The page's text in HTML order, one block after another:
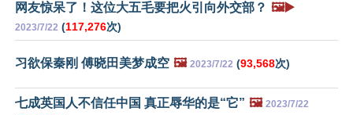
网友惊呆了！这位大五毛要把火引向外交部？ 🖼️▶️
2023/7/22 (117,276次)
习欲保秦刚 傅晓田美梦成空 🖼️ 2023/7/22 (93,568次)
七成英国人不信任中国 真正辱华的是“它” 🖼️ 2023/7/22